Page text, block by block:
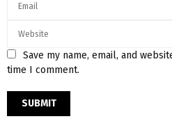
Save my name, email, and
time I comment.